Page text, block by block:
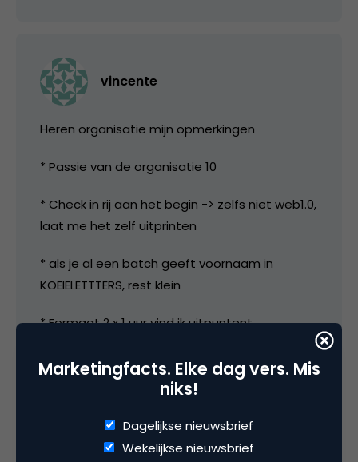
vincente
Heren organisatie mijn opmerkingen
* Passie van de organisatie 10
* Check in rij aan het begin -> zelfs niet web1.0,
laat me het zelf uitprinten
* als je al een batch geeft voornaam in
KOEIELETTTERS, rest klein
* Formaat 2 x 1 uur vind ik uitpuntent.
met humor na een half uur presentatie
mensen ondervraagd, backchannel in de
zaal voor 15 minuten neerzet. 2 presentaties
achter elkaar en dan pauze. Het duurde me te
Marketingfacts. Elke dag vers. Mis
niks!
Dagelijkse nieuwsbrief
Wekelijkse nieuwsbrief